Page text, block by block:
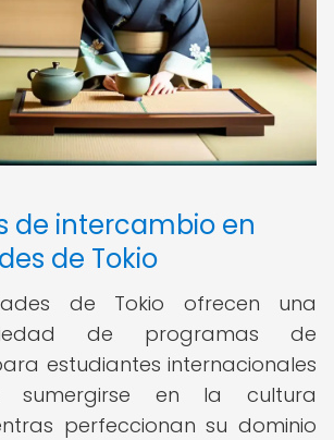
de intercambio en
de Tokio
de Tokio ofrecen una
de programas de
estudiantes internacionales
sumergirse en la cultura
perfeccionan su dominio